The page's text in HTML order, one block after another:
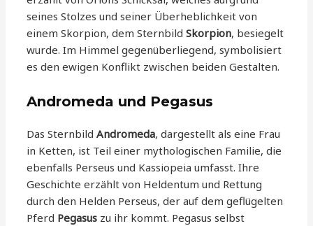
seines Stolzes und seiner Überheblichkeit von
einem Skorpion, dem SternbildSkorpion, besiegelt
wurde. Im Himmel gegenüberliegend, symbolisiert
es den ewigen Konflikt zwischen beiden Gestalten.
Andromeda und Pegasus
Das SternbildAndromeda, dargestellt als eine Frau
in Ketten, ist Teil einer mythologischen Familie, die
ebenfalls Perseus und Kassiopeia umfasst. Ihre
Geschichte erzählt von Heldentum und Rettung
durch den Helden Perseus, der auf dem geflügelten
Pferd Pegasus zu ihr kommt. Pegasus selbst